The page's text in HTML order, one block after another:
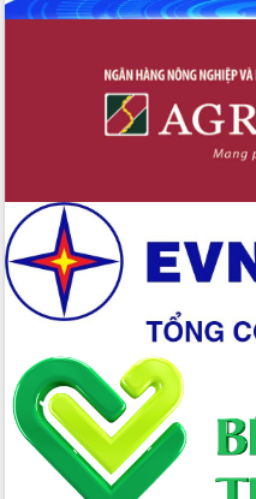
Phó Chủ tịch Thường trực UBND tỉnh
tâm Phục vụ hành chính công xã Ea
Xây dựng nền hành chính số đồng
hành cùng nông dân dân, doanh nghiệp
đấu có 77% xã đạt chuẩn nông thôn
mới
Chuyển đổi số 'mở đường' cho nông
nghiệp Đắk Lắk tăng trưởng bứt phá
Triển khai đồng bộ đo đạc, lập hồ sơ
địa chính, hoàn thiện cơ sở dữ liệu đất
Ứng dụng sinh trắc học - Bước tiến
trong hành trình chuyển đổi số tại Đắk
Lắk
Đắk Lắk nâng cao hiệu quả công tác
Đảng từ Sổ tay đảng viên điện tử